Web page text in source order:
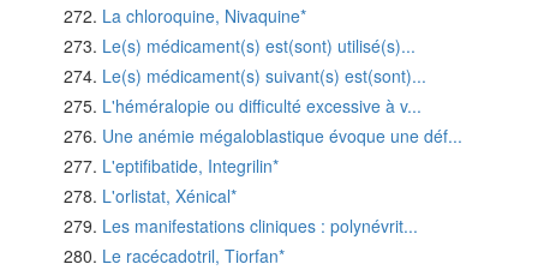
La chloroquine, Nivaquine*
Le(s) médicament(s) est(sont) utilisé(s)...
Le(s) médicament(s) suivant(s) est(sont)...
L'héméralopie ou difficulté excessive à v...
Une anémie mégaloblastique évoque une déf...
L'eptifibatide, Integrilin*
L'orlistat, Xénical*
Les manifestations cliniques : polynévrit...
Le racécadotril, Tiorfan*